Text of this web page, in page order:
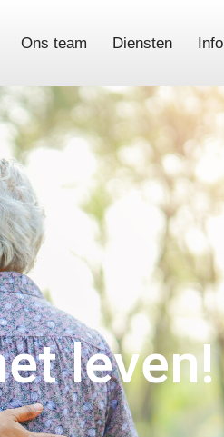
Ons team Diensten Info
leven!